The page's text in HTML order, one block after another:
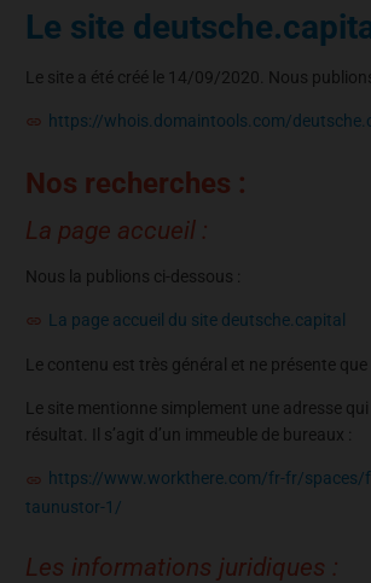
Le site
Le site a été créé le 14/09/2020. Nous
https://whois.domaintools.com/
Nos recherches :
La page accueil :
Nous la publions ci-dessous :
La page accueil du site deutsche.capital
Le contenu est très général et ne présente que
Le site mentionne simplement une adresse
résultat. Il s’agit d’un immeuble de bureaux :
https://www.workthere.com/fr-fr/spaces/
taunustor-1/
Les informations juridiques :